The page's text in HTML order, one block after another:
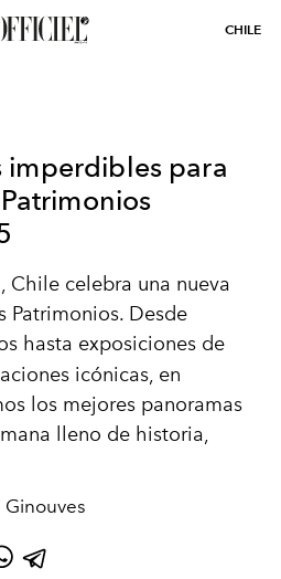
CHILE
imperdibles para
Chile celebra una nueva
Patrimonios. Desde
hasta exposiciones de
icónicas, en
los mejores panoramas
lleno de historia,